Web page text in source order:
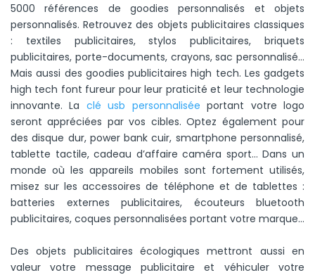
5000 références de goodies personnalisés et objets
personnalisés. Retrouvez des objets publicitaires classiques
: textiles publicitaires, stylos publicitaires, briquets
publicitaires, porte-documents, crayons, sac personnalisé…
Mais aussi des goodies publicitaires high tech. Les gadgets
high tech font fureur pour leur praticité et leur technologie
innovante. La clé usb personnalisée portant votre logo
seront appréciées par vos cibles. Optez également pour
des disque dur, power bank cuir, smartphone personnalisé,
tablette tactile, cadeau d’affaire caméra sport… Dans un
monde où les appareils mobiles sont fortement utilisés,
misez sur les accessoires de téléphone et de tablettes :
batteries externes publicitaires, écouteurs bluetooth
publicitaires, coques personnalisées portant votre marque…
Dans cette catégorie, certaines entreprises choisissent
Des objets publicitaires écologiques mettront aussi en
valeur votre message publicitaire et véhiculer votre